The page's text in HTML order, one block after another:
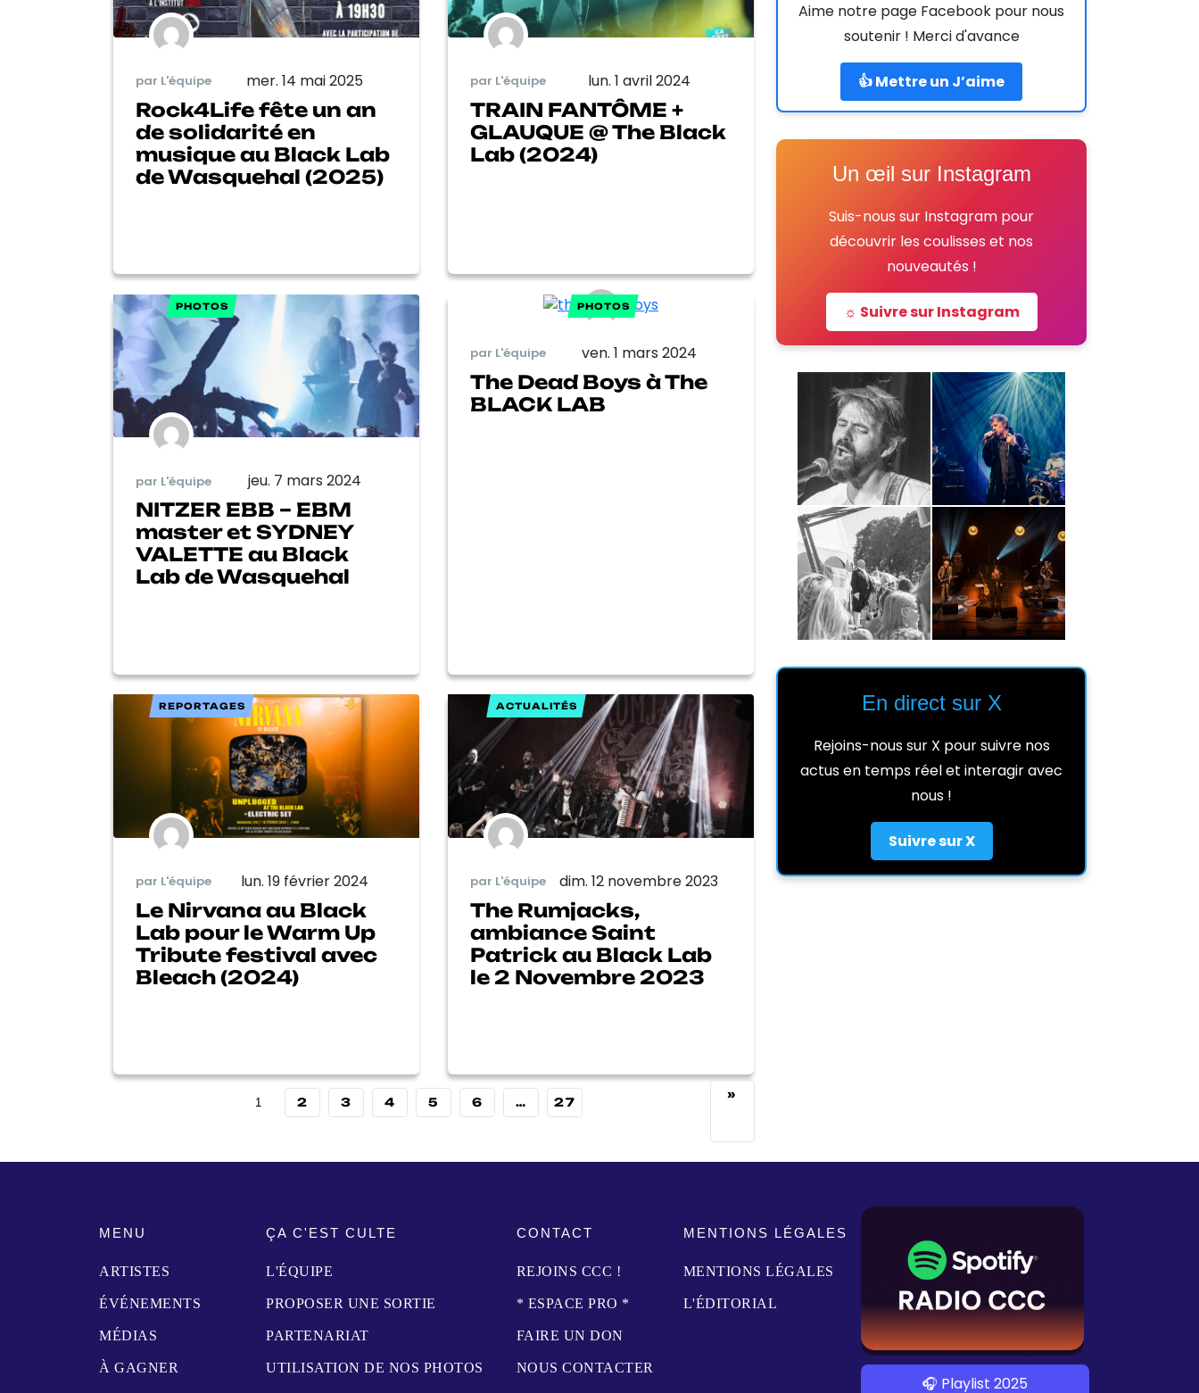
par L'équipe mer. 14 mai 2025
Rock4Life fête un an
de solidarité en
musique au Black Lab
de Wasquehal (2025)
par L'équipe lun. 1 avril 2024
TRAIN FANTÔME +
GLAUQUE @ The Black
Lab (2024)
PHOTOS
par L'équipe jeu. 7 mars 2024
NITZER EBB – EBM
master et SYDNEY
VALETTE au Black
Lab de Wasquehal
PHOTOS
par L'équipe ven. 1 mars 2024
The Dead Boys à The
BLACK LAB
REPORTAGES
par L'équipe lun. 19 février 2024
Le Nirvana au Black
Lab pour le Warm Up
Tribute festival avec
Bleach (2024)
ACTUALITÉS
par L'équipe dim. 12 novembre 2023
The Rumjacks,
ambiance Saint
Patrick au Black Lab
le 2 Novembre 2023
1 2 3 4 5 6 … 27
»
Aime notre page Facebook pour nous
soutenir ! Merci d'avance
👍 Mettre un J’aime
Un œil sur Instagram
Suis-nous sur Instagram pour
découvrir les coulisses et nos
nouveautés !
☼ Suivre sur Instagram
En direct sur X
Rejoins-nous sur X pour suivre nos
actus en temps réel et interagir avec
nous !
Suivre sur X
MENU
ARTISTES
ÉVÉNEMENTS
MÉDIAS
À GAGNER
ÇA C'EST CULTE
L'ÉQUIPE
PROPOSER UNE SORTIE
PARTENARIAT
UTILISATION DE NOS PHOTOS
CONTACT
REJOINS CCC !
* ESPACE PRO *
FAIRE UN DON
NOUS CONTACTER
MENTIONS LÉGALES
MENTIONS LÉGALES
L'ÉDITORIAL
🎧 Playlist 2025